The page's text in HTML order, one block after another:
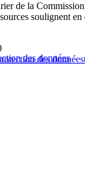
de la
soulignent
des données
des données